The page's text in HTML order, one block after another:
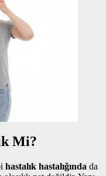
Mi?
hastalık hastalığında da